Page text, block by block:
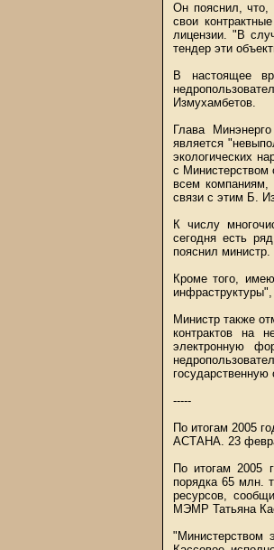
Он пояснил, что,
свои
лицензии. "В
тендер эти
В настоящее
Измухамбетов.
Глава
является
экологических
с Министерством
всем
связи с этим Б.
К числу
сегодня есть
пояснил министр.
Кроме того,
Министр также
контрактов на
электронную
-----
По итогам 2005
АСТАНА. 23
По итогам 2005
порядка 65 млн.
ресурсов,
МЭМР Татьяна
"Министерством